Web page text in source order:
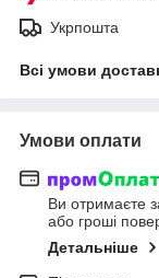
Укрпошта
Всі умови
Умови оплати
Ви отримаєте
або гроші
Детальніше